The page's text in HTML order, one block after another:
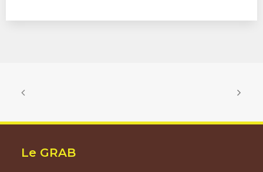
Le GRAB